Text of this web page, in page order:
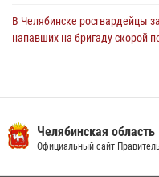
В Челябинске росгвардейцы
напавших на бригаду скорой
13 июля 2026, 03:02 5
Челябинская область
Официальный сайт